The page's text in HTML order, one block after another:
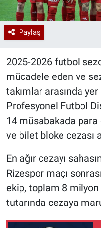
Paylaş
2025-2026 futbol
mücadele eden ve
takımlar arasında
Profesyonel Futbol
14 müsabakada para
ve bilet bloke cezası
En ağır cezayı
Rizespor maçı
ekip, toplam 8 milyon
tutarında cezaya
Teknoloji